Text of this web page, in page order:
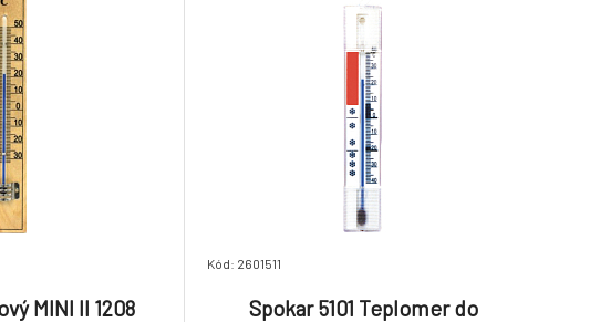
MINI II 1208
Kód: 2601511
Spokar 5101 Teplomer do